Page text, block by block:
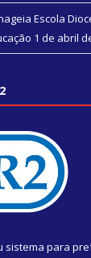
Escola
1 de abril
sistema para